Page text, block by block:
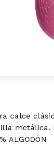
calce
metálica.
ALGODÓN